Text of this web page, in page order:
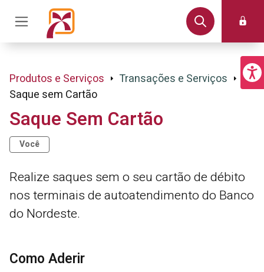
Produtos e Serviços
Transações e Serviços
Saque sem Cartão
Saque Sem Cartão
Você
Realize saques sem o seu cartão de débito
nos terminais de autoatendimento do Banco
do Nordeste.
Como Aderir